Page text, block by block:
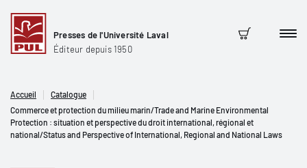
Presses de l'Université Laval
Éditeur depuis 1950
Panier
Accueil
Catalogue
Commerce et protection du milieu marin/Trade and Marine Environmental
Protection : situation et perspective du droit international, régional et
national/Status and Perspective of International, Regional and National Laws